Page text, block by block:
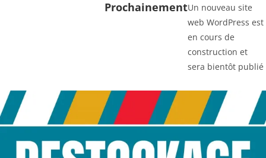
ProchainementUn nouveau site
web WordPress est
en cours de
construction et
sera bientôt publié